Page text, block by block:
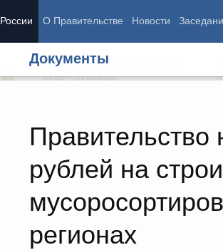
О Правительстве Новости
Документы
Правительство
рублей на
регионах
Председатель Правительства
Вице-премьеры
Демография
Здоровье
Культура
Государство